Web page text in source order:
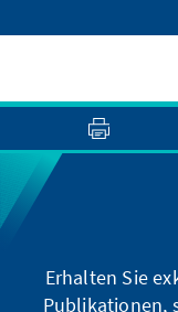
Erhalten Sie
Publikationen,